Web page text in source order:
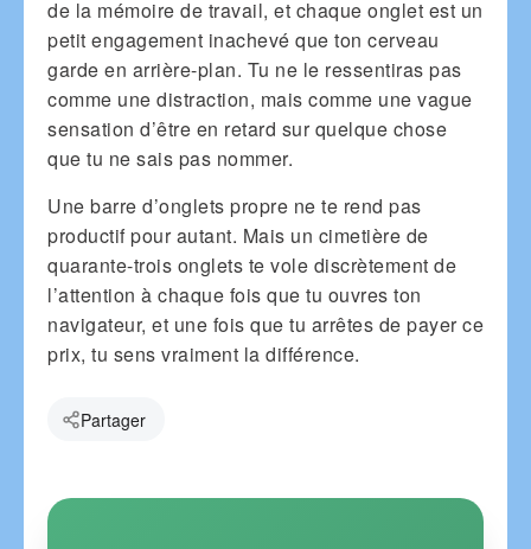
de la mémoire de travail, et chaque onglet est un
petit engagement inachevé que ton cerveau
garde en arrière-plan. Tu ne le ressentiras pas
comme une distraction, mais comme une vague
sensation d’être en retard sur quelque chose
que tu ne sais pas nommer.
Une barre d’onglets propre ne te rend pas
productif pour autant. Mais un cimetière de
quarante-trois onglets te vole discrètement de
l’attention à chaque fois que tu ouvres ton
navigateur, et une fois que tu arrêtes de payer ce
prix, tu sens vraiment la différence.
Partager